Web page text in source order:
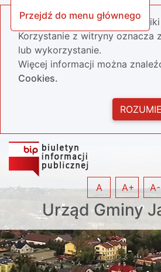
Przejdź do menu głównego
Nasza strona wykorzystuje
Korzystanie z witryny oznacza
lub wykorzystanie.
Więcej informacji można
Cookies.
Urząd Gminy
A A+ A-